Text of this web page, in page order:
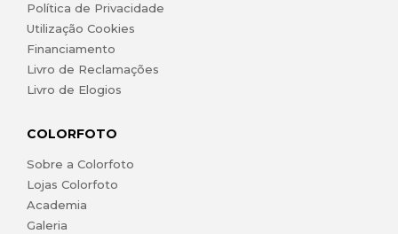
Política de Privacidade
Utilização Cookies
Financiamento
Livro de Reclamações
Livro de Elogios
COLORFOTO
Sobre a Colorfoto
Lojas Colorfoto
Academia
Galeria